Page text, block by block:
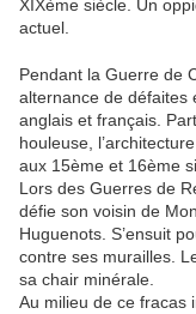
XIXème siècle. Un
actuel.
Pendant la Guerre de
alternance de défaites
anglais et français.
houleuse,
aux 15ème et 16ème
Lors des Guerres de
défie son voisin de
Huguenots. S’ensuit
contre ses murailles.
sa chair minérale.
Au milieu de ce fracas